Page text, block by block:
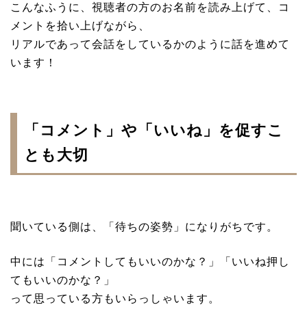
こんなふうに、視聴者の方のお名前を読み上げて、コ
メントを拾い上げながら、
リアルであって会話をしているかのように話を進めて
います！
「コメント」や「いいね」を促すこ
とも大切
聞いている側は、「待ちの姿勢」になりがちです。
中には「コメントしてもいいのかな？」「いいね押し
てもいいのかな？」
って思っている方もいらっしゃいます。